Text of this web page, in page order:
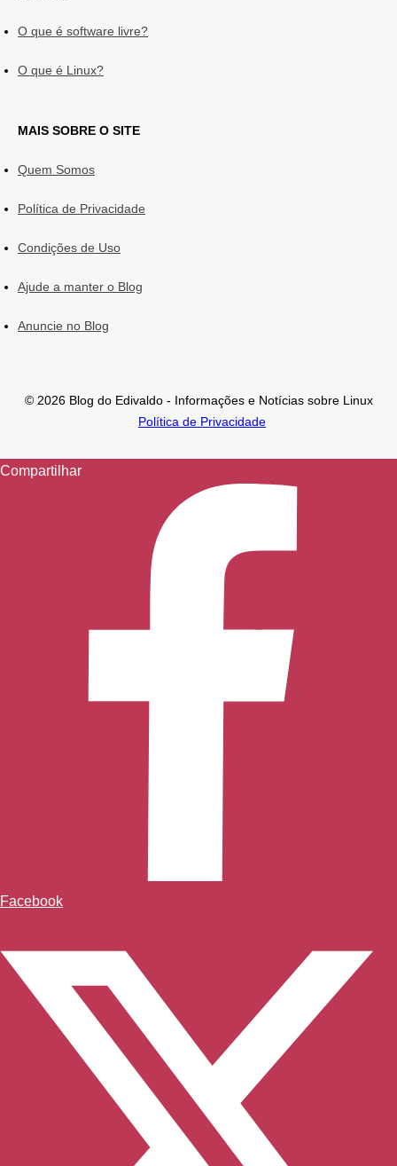
O que é software livre?
O que é Linux?
MAIS SOBRE O SITE
Quem Somos
Política de Privacidade
Condições de Uso
Ajude a manter o Blog
Anuncie no Blog
© 2026 Blog do Edivaldo - Informações e Notícias sobre Linux
Política de Privacidade
Compartilhar
Facebook